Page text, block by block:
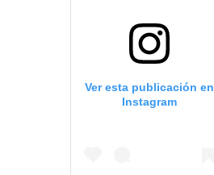
Ver esta publicación en
Instagram